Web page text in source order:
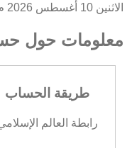
الاثنين 10 أغسطس 2026 م
معلومات حول
طريقة الحساب
رابطة العالم